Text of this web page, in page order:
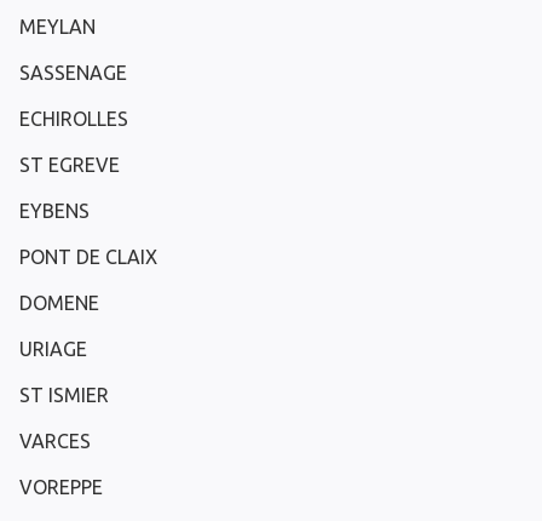
MEYLAN
SASSENAGE
ECHIROLLES
ST EGREVE
EYBENS
PONT DE CLAIX
DOMENE
URIAGE
ST ISMIER
VARCES
VOREPPE